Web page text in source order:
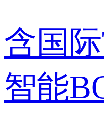
含国
智能